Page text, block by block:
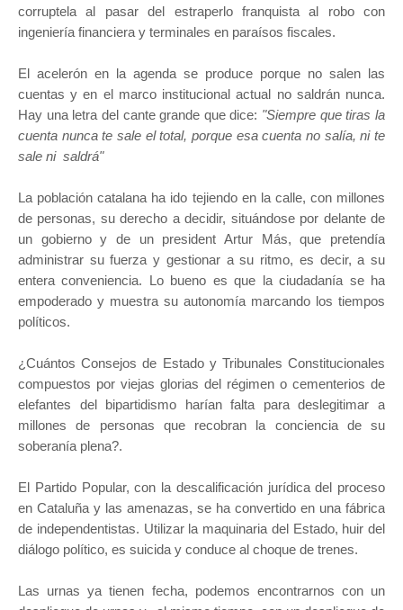
corruptela al pasar del estraperlo franquista al robo con
ingeniería financiera y terminales en paraísos fiscales.
El acelerón en la agenda se produce porque no salen las
cuentas y en el marco institucional actual no saldrán nunca.
Hay una letra del cante grande que dice: "Siempre que tiras la
cuenta nunca te sale el total, porque esa cuenta no salía, ni te
sale ni saldrá"
La población catalana ha ido tejiendo en la calle, con millones
de personas, su derecho a decidir, situándose por delante de
un gobierno y de un president Artur Más, que pretendía
administrar su fuerza y gestionar a su ritmo, es decir, a su
entera conveniencia. Lo bueno es que la ciudadanía se ha
empoderado y muestra su autonomía marcando los tiempos
políticos.
¿Cuántos Consejos de Estado y Tribunales Constitucionales
compuestos por viejas glorias del régimen o cementerios de
elefantes del bipartidismo harían falta para deslegitimar a
millones de personas que recobran la conciencia de su
soberanía plena?.
El Partido Popular, con la descalificación jurídica del proceso
en Cataluña y las amenazas, se ha convertido en una fábrica
de independentistas. Utilizar la maquinaria del Estado, huir del
diálogo político, es suicida y conduce al choque de trenes.
Las urnas ya tienen fecha, podemos encontrarnos con un